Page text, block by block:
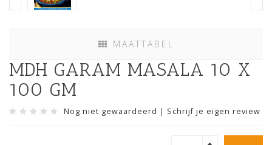
MAATTABEL
MDH GARAM MASALA 10 X
100 GM
Nog niet gewaardeerd | Schrijf je eigen review